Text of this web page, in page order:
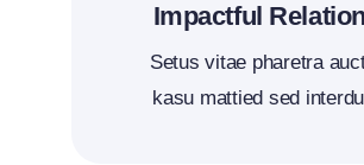
Impactful
Setus vitae pharetra
kasu mattied sed